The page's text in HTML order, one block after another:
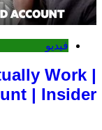
فيديو
Work |
| Insider